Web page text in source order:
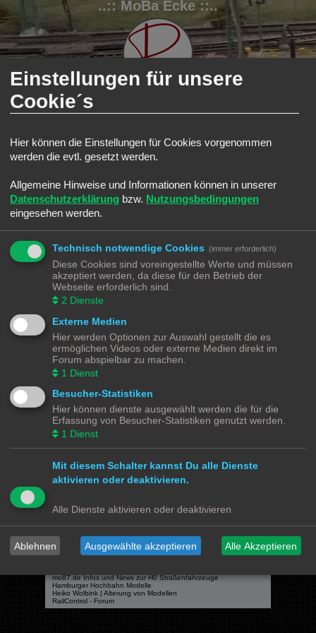
..:: MoBa Ecke ::..
FAQ Registrieren
Modellbahnforum Forum Suche
Aktive Themen
Zur erweiterten Suche
Die Suche ergab 0 Treffer • Seite
Es wurden keine passenden Ergebnisse gefunden.
Die Suche ergab 0 Treffer • Seite1 von1
Gehe zu
Modellbahnforum
Powered by
Datenschutz|Nutzungsbedingungen
Webseiten
Das Mittelleiter Magazin
Olli's Modellbahn Seite
Social Media
lenasmodellbahn <- Instagram
johns MOBA <- YouTube
Länderbahnzeit im Modell <- Facebook
mo87.de Infos und News zur H0 Straßenfahrzeuge
Hamburger Hochbahn Modelle
Heiko Wolbink | Alterung von Modellen
RailControl - Forum
Einstellungen für unsere
Cookie´s
Hier können die Einstellungen für Cookies vorgenommen
werden die evtl. gesetzt werden.
Allgemeine Hinweise und Informationen können in unserer
Datenschutzerklärung bzw. Nutzungsbedingungen
eingesehen werden.
Technisch notwendige Cookies (immer erforderlich)
Diese Cookies sind voreingestellte Werte und müssen
akzeptiert werden, da diese für den Betrieb der
Webseite erforderlich sind.
2 Dienste
Externe Medien
Hier werden Optionen zur Auswahl gestellt die es
ermöglichen Videos oder externe Medien direkt im
Forum abspielbar zu machen.
1 Dienst
Besucher-Statistiken
Hier können dienste ausgewählt werden die für die
Erfassung von Besucher-Statistiken genutzt werden.
1 Dienst
Mit diesem Schalter kannst Du alle Dienste
aktivieren oder deaktivieren.
Alle Dienste aktivieren oder deaktivieren
Ablehnen Ausgewählte akzeptieren Alle Akzeptieren